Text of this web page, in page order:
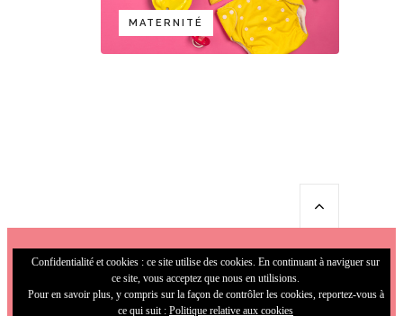
MATERNITÉ
Confidentialité et cookies : ce site utilise des cookies. En continuant à naviguer sur
ce site, vous acceptez que nous en utilisions.
Pour en savoir plus, y compris sur la façon de contrôler les cookies, reportez-vous à
ce qui suit : Politique relative aux cookies